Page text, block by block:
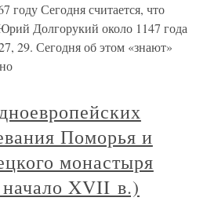
году Сегодня считается, что
Долгорукий около 1147 года
29. Сегодня об этом «знают»
Поморья и
монастыря
XVII в.)